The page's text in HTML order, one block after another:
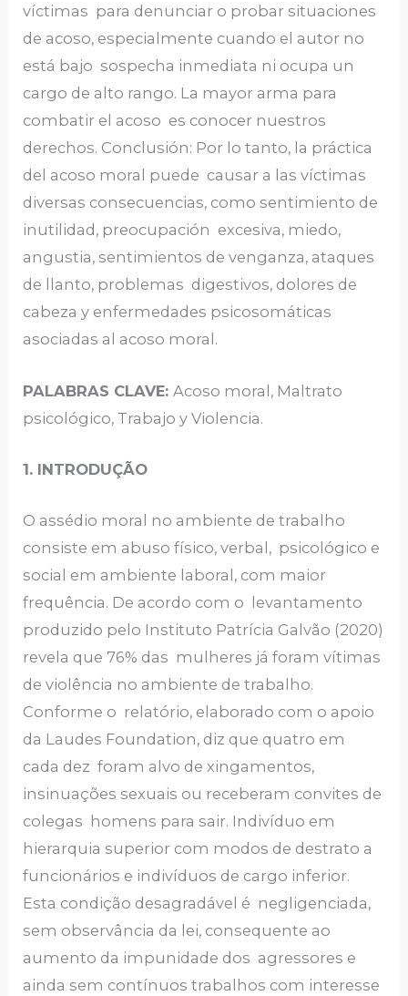
víctimas para denunciar o probar situaciones
de acoso, especialmente cuando el autor no
está bajo sospecha inmediata ni ocupa un
cargo de alto rango. La mayor arma para
combatir el acoso es conocer nuestros
derechos. Conclusión: Por lo tanto, la práctica
del acoso moral puede causar a las víctimas
diversas consecuencias, como sentimiento de
inutilidad, preocupación excesiva, miedo,
angustia, sentimientos de venganza, ataques
de llanto, problemas digestivos, dolores de
cabeza y enfermedades psicosomáticas
asociadas al acoso moral.
PALABRAS CLAVE:Acoso moral, Maltrato
psicológico, Trabajo y Violencia.
1. INTRODUÇÃO
O assédio moral no ambiente de trabalho
consiste em abuso físico, verbal, psicológico e
social em ambiente laboral, com maior
frequência. De acordo com o levantamento
produzido pelo Instituto Patrícia Galvão (2020)
revela que 76% das mulheres já foram vítimas
de violência no ambiente de trabalho.
Conforme o relatório, elaborado com o apoio
da Laudes Foundation, diz que quatro em
cada dez foram alvo de xingamentos,
insinuações sexuais ou receberam convites de
colegas homens para sair. Indivíduo em
hierarquia superior com modos de destrato a
funcionários e indivíduos de cargo inferior.
Esta condição desagradável é negligenciada,
sem observância da lei, consequente ao
aumento da impunidade dos agressores e
ainda sem contínuos trabalhos com interesse